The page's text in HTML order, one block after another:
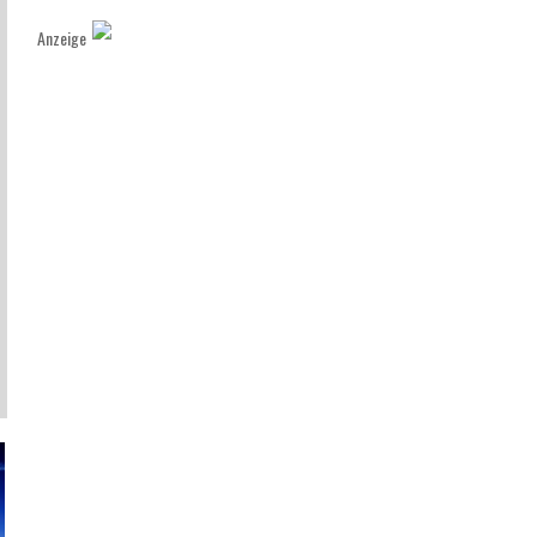
Anzeige